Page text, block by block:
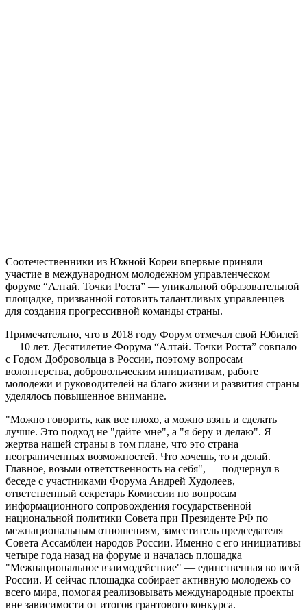
Соотечественники из Южной Кореи впервые приняли
участие в международном молодежном управленческом
форуме “Алтай. Точки Роста” — уникальной образовательной
площадке, призванной готовить талантливых управленцев
для создания прогрессивной команды страны.
Примечательно, что в 2018 году Форум отмечал свой Юбилей
— 10 лет. Десятилетие Форума “Алтай. Точки Роста” совпало
с Годом Добровольца в России, поэтому вопросам
волонтерства, добровольческим инициативам, работе
молодежи и руководителей на благо жизни и развития страны
уделялось повышенное внимание.
"Можно говорить, как все плохо, а можно взять и сделать
лучше. Это подход не "дайте мне", а "я беру и делаю". Я
жертва нашей страны в том плане, что это страна
неограниченных возможностей. Что хочешь, то и делай.
Главное, возьми ответственность на себя", — подчернул в
беседе с участниками Форума Андрей Худолеев,
ответственный секретарь Комиссии по вопросам
информационного сопровождения государственной
национальной политики Совета при Президенте РФ по
межнациональным отношениям, заместитель председателя
Совета Ассамблеи народов России. Именно с его инициативы
четыре года назад на форуме и началась площадка
"Межнациональное взаимодействие" — единственная во всей
России. И сейчас площадка собирает активную молодежь со
всего мира, помогая реализовывать международные проекты
вне зависимости от итогов грантового конкурса.